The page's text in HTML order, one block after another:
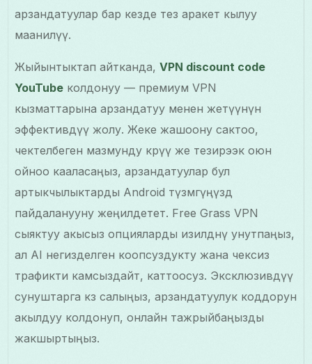
арзандатуулар бар кезде тез аракет кылуу
маанилүү.
Жыйынтыктап айтканда,VPN discount code
YouTube колдонуу — премиум VPN
кызматтарына арзандатуу менен жетүүнүн
эффективдүү жолу. Жеке жашоону сактоо,
чектелбеген мазмунду көрүү же тезирээк оюн
ойноо кааласаңыз, арзандатуулар бул
артыкчылыктарды Android түзмөгүңүздө
пайдаланууну жеңилдетет. Free Grass VPN
сыяктуу акысыз опцияларды изилдөөнү унутпаңыз,
ал AI негизделген коопсуздукту жана чексиз
трафикти камсыздайт, каттоосуз. Эксклюзивдүү
сунуштарга көз салыңыз, арзандатуулук коддорун
акылдуу колдонуп, онлайн тажрыйбаңызды
жакшыртыңыз.